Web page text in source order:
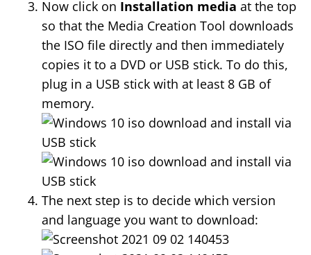
Now click on Installation media at the top
so that the Media Creation Tool downloads
the ISO file directly and then immediately
copies it to a DVD or USB stick. To do this,
plug in a USB stick with at least 8 GB of
memory.
The next step is to decide which version
and language you want to download: